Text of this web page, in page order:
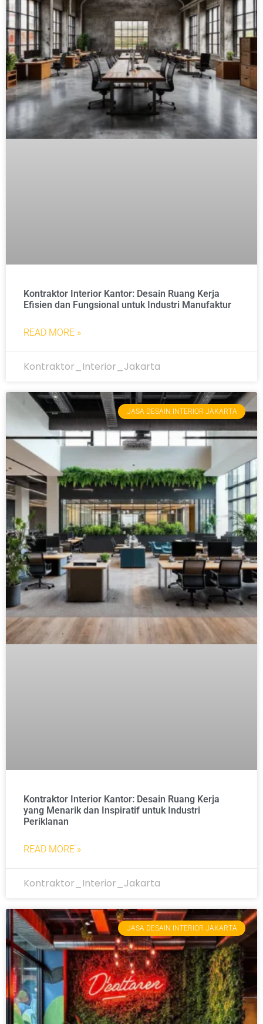
Kontraktor Interior Kantor: Desain Ruang Kerja
Efisien dan Fungsional untuk Industri Manufaktur
READ MORE »
Kontraktor_Interior_Jakarta
JASA DESAIN INTERIOR JAKARTA
Kontraktor Interior Kantor: Desain Ruang Kerja
yang Menarik dan Inspiratif untuk Industri
Periklanan
READ MORE »
Kontraktor_Interior_Jakarta
JASA DESAIN INTERIOR JAKARTA